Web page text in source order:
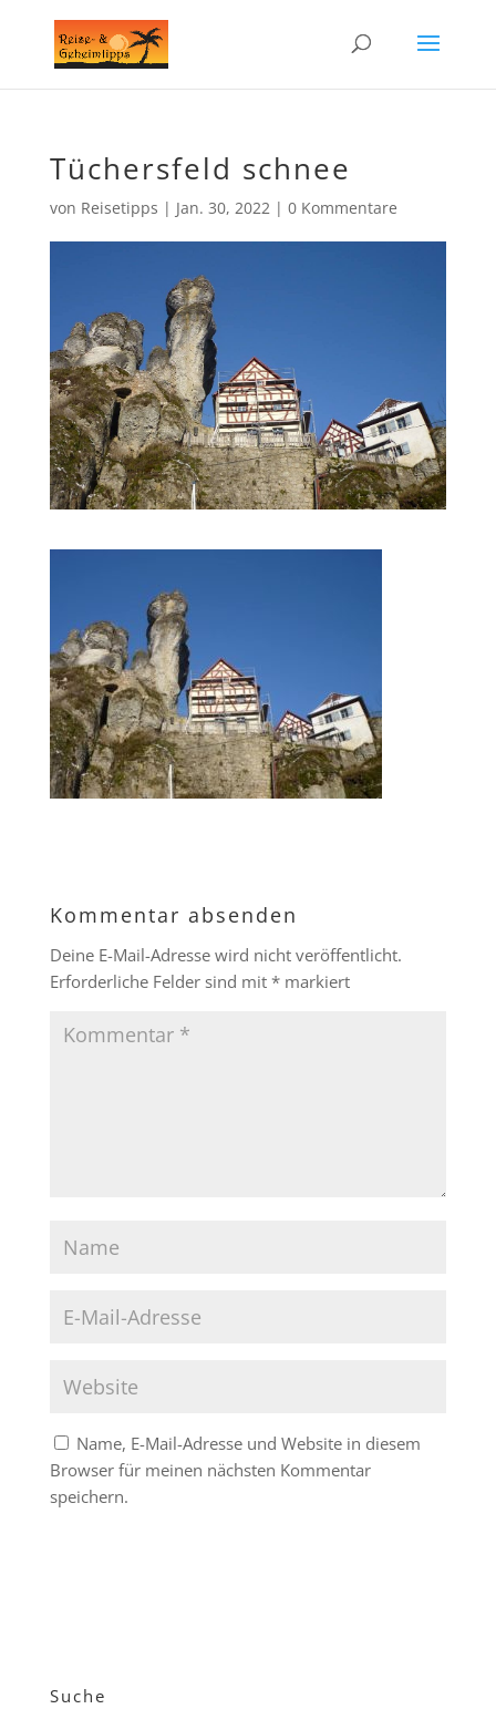
Tüchersfeld schnee
von Reisetipps | Jan. 30, 2022| 0 Kommentare
Kommentar absenden
Deine E-Mail-Adresse wird nicht veröffentlicht.
Erforderliche Felder sind mit *markiert
Name, E-Mail-Adresse und Website in diesem
Browser für meinen nächsten Kommentar
speichern.
Suche